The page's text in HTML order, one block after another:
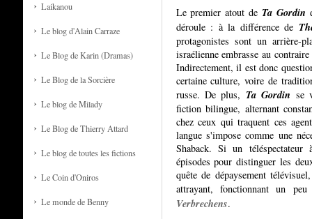
Laikanou
Le blog d'Alain Carraze
Le Blog de Karin (Dramas)
Le Blog de la Sorcière
Le blog de Milady
Le Blog de Thierry Attard
Le blog de toutes les fictions
Le Coin d'Oniros
Le monde de Benny
Le premier atout deTa Gordin
déroule : à la différence de
protagonistes sont un arrière-
israélienne embrasse au
Indirectement, il est donc
certaine culture, voire de
russe. De plus, Ta Gordin se
fiction bilingue, alternant
chez ceux qui traquent ces
langue s'impose comme une
Shaback. Si un
épisodes pour distinguer les
quête de dépaysement
attrayant, fonctionnant un
Verbrechens.